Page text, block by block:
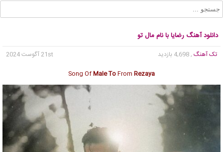
دانلود آهنگ رضایا با نام مال تو
تک آهنگ , 4,698 بازدید
21st آگوست 2024
Song OfMale ToFrom Rezaya